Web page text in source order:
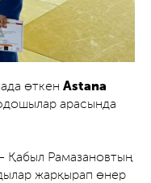
өткен Astana
арасында
Қабыл Рамазановтың
жарқырап өнер